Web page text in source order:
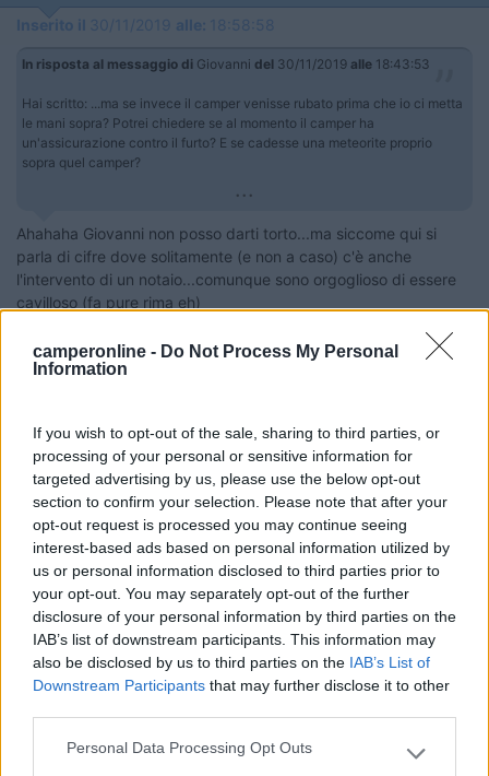
camperonline - Do Not Process My Personal
Information
If you wish to opt-out of the sale, sharing to third parties, or
processing of your personal or sensitive information for
targeted advertising by us, please use the below opt-out
section to confirm your selection. Please note that after your
opt-out request is processed you may continue seeing
interest-based ads based on personal information utilized by
us or personal information disclosed to third parties prior to
your opt-out. You may separately opt-out of the further
disclosure of your personal information by third parties on the
IAB’s list of downstream participants. This information may
also be disclosed by us to third parties on the IAB’s List of
Downstream Participants that may further disclose it to other
Please note that this website/app uses one or more Google
Personal Data Processing Opt Outs
Inserito il 30/11/2019 alle: 18:58:58
In risposta al messaggio di Giovanni del 30/11/2019 alle 18:43:53
Hai scritto: ...ma se invece il camper venisse rubato prima che io ci metta
le mani sopra? Potrei chiedere se al momento il camper ha
un'assicurazione contro il furto? E se cadesse una meteorite proprio
sopra quel camper?
...
Ahahaha Giovanni non posso darti torto...ma siccome qui si
parla di cifre dove solitamente (e non a caso) c'è anche
l'intervento di un notaio...comunque sono orgoglioso di essere
cavilloso (fa pure rima eh)
Inserito il30/11/2019 20:15:52
In risposta al messaggio di Giovannidel30/11/2019alle 18:43:53
Hai scritto: ...ma se invece il camper venisse rubato prima che io ci metta
le mani sopra? Potrei chiedere se al momento il camper ha
un'assicurazione contro il furto? E se cadesse una meteorite proprio
sopra quel camper?
...
Giovanni questa è proprio azzeccata a bruciapelo